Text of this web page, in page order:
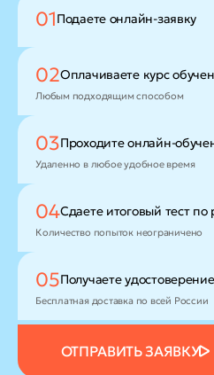
01Подаете онлайн-заявку
ОТПРАВИТЬ ЗАЯВКУ
02Оплачиваете курс
Любым подходящим способом
03Проходитеонлайн-
Удаленно в любое удобное время
04Сдаете итоговый тест по
Количество попыток неограничено
05Получаете удостоверение
Бесплатная доставка по всей России